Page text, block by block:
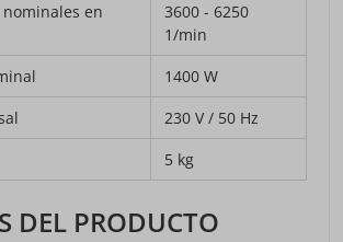
en
3600 - 6250
1/min
1400 W
230 V / 50 Hz
5 kg
DEL PRODUCTO